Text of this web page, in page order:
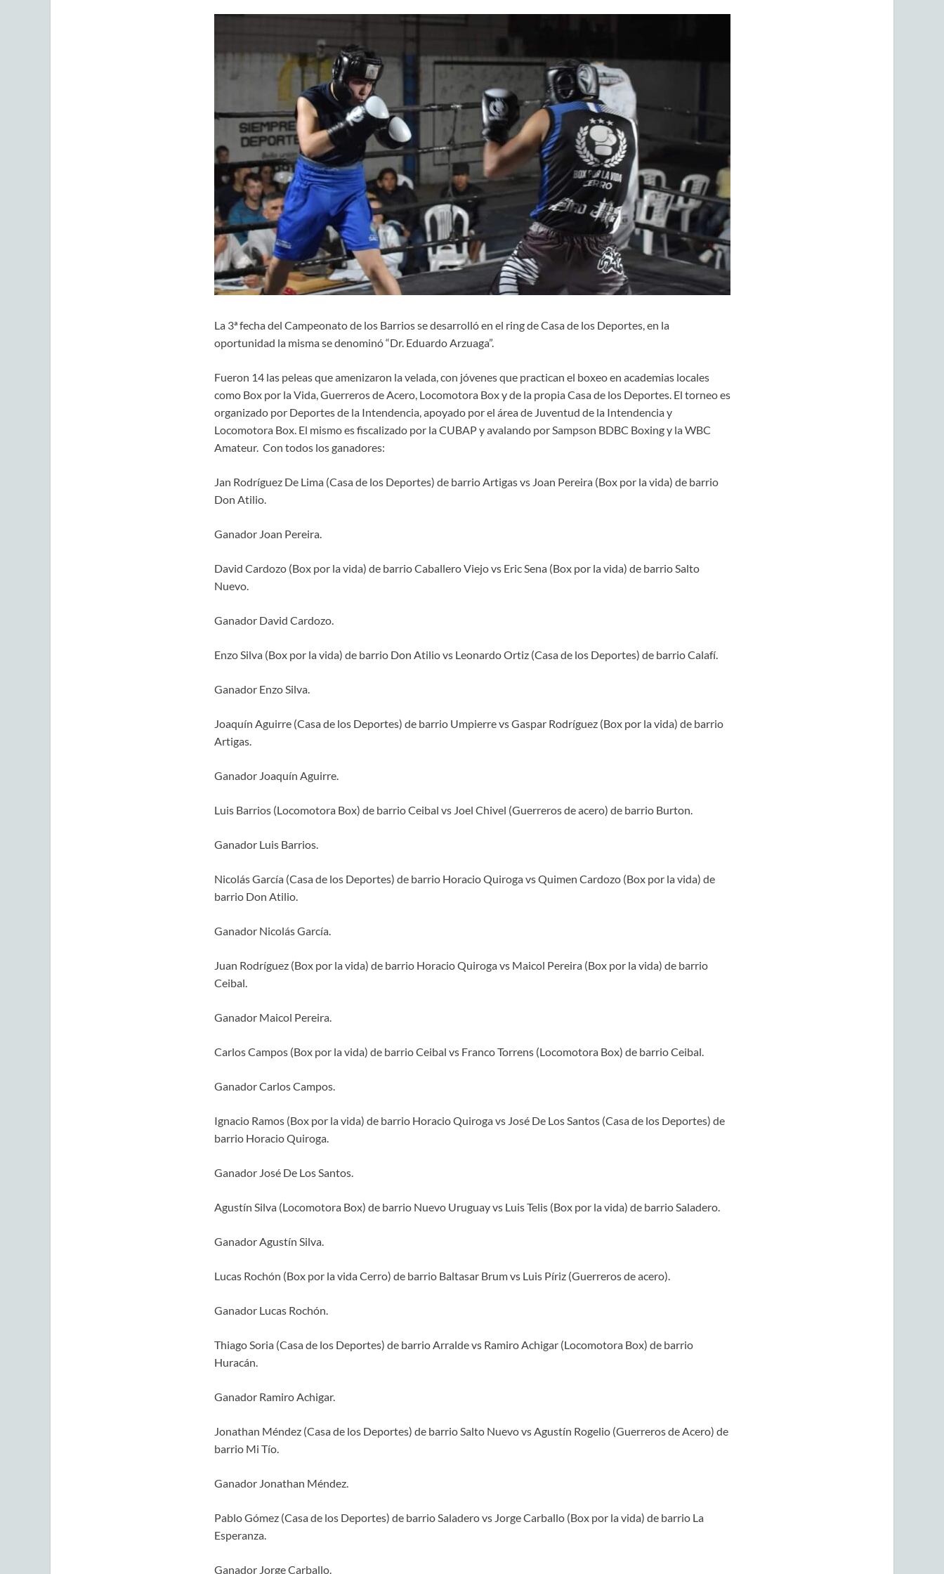
La 3ª fecha del Campeonato de los Barrios se desarrolló en el ring de Casa de los Deportes, en la
oportunidad la misma se denominó “Dr. Eduardo Arzuaga”.
Fueron 14 las peleas que amenizaron la velada, con jóvenes que practican el boxeo en academias locales
como Box por la Vida, Guerreros de Acero, Locomotora Box y de la propia Casa de los Deportes. El torneo es
organizado por Deportes de la Intendencia, apoyado por el área de Juventud de la Intendencia y
Locomotora Box. El mismo es fiscalizado por la CUBAP y avalando por Sampson BDBC Boxing y la WBC
Amateur. Con todos los ganadores:
Jan Rodríguez De Lima (Casa de los Deportes) de barrio Artigas vs Joan Pereira (Box por la vida) de barrio
Don Atilio.
Ganador Joan Pereira.
David Cardozo (Box por la vida) de barrio Caballero Viejo vs Eric Sena (Box por la vida) de barrio Salto
Nuevo.
Ganador David Cardozo.
Enzo Silva (Box por la vida) de barrio Don Atilio vs Leonardo Ortiz (Casa de los Deportes) de barrio Calafí.
Ganador Enzo Silva.
Joaquín Aguirre (Casa de los Deportes) de barrio Umpierre vs Gaspar Rodríguez (Box por la vida) de barrio
Artigas.
Ganador Joaquín Aguirre.
Luis Barrios (Locomotora Box) de barrio Ceibal vs Joel Chivel (Guerreros de acero) de barrio Burton.
Ganador Luis Barrios.
Nicolás García (Casa de los Deportes) de barrio Horacio Quiroga vs Quimen Cardozo (Box por la vida) de
barrio Don Atilio.
Ganador Nicolás García.
Juan Rodríguez (Box por la vida) de barrio Horacio Quiroga vs Maicol Pereira (Box por la vida) de barrio
Ceibal.
Ganador Maicol Pereira.
Carlos Campos (Box por la vida) de barrio Ceibal vs Franco Torrens (Locomotora Box) de barrio Ceibal.
Ganador Carlos Campos.
Ignacio Ramos (Box por la vida) de barrio Horacio Quiroga vs José De Los Santos (Casa de los Deportes) de
barrio Horacio Quiroga.
Ganador José De Los Santos.
Agustín Silva (Locomotora Box) de barrio Nuevo Uruguay vs Luis Telis (Box por la vida) de barrio Saladero.
Ganador Agustín Silva.
Lucas Rochón (Box por la vida Cerro) de barrio Baltasar Brum vs Luis Píriz (Guerreros de acero).
Ganador Lucas Rochón.
Thiago Soria (Casa de los Deportes) de barrio Arralde vs Ramiro Achigar (Locomotora Box) de barrio
Huracán.
Ganador Ramiro Achigar.
Jonathan Méndez (Casa de los Deportes) de barrio Salto Nuevo vs Agustín Rogelio (Guerreros de Acero) de
barrio Mi Tío.
Ganador Jonathan Méndez.
Pablo Gómez (Casa de los Deportes) de barrio Saladero vs Jorge Carballo (Box por la vida) de barrio La
Esperanza.
Ganador Jorge Carballo.